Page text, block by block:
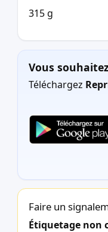
315 g
Vous
Téléchargez
Faire un
Étiquetage non